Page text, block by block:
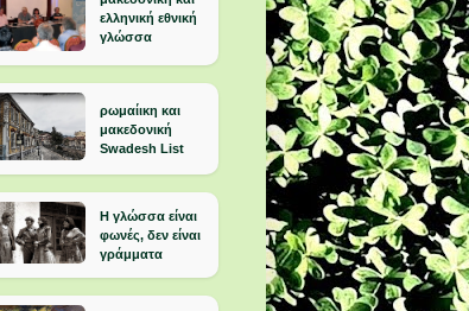
ελληνική εθνική
γλώσσα
ρωμαίικη και
μακεδονική
Swadesh List
Η γλώσσα είναι
φωνές, δεν είναι
γράμματα